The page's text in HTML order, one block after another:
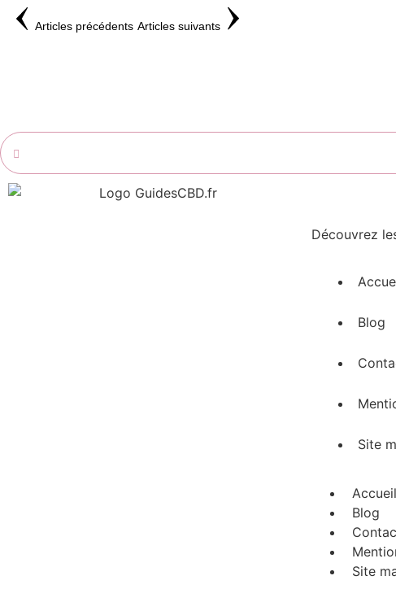
Articles précédents Articles suivants
Découvrez
Blog
Site
Accueil
Blog
Site